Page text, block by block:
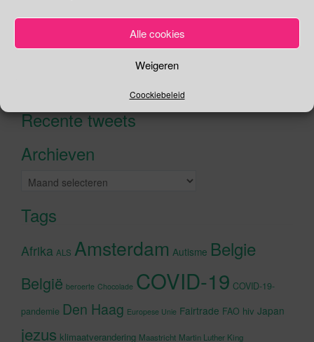
Alle cookies
Weigeren
Coockiebeleid
Zoeken
Recente tweetsKlik om marketing cookies te
Archieven
Archieven
Tags
Afrika ALS Amsterdam Autisme Belgie
België beroerte Chocolade COVID-19 COVID-19-
pandemie Den Haag Europese Unie Fairtrade FAO hiv Japan
jezus klimaatverandering Maastricht Martin Luther King